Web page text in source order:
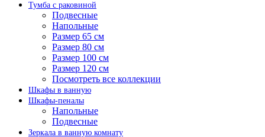
Тумба с раковиной
Подвесные
Напольные
Размер 65 см
Размер 80 см
Размер 100 см
Размер 120 см
Посмотреть все коллекции
Шкафы в ванную
Шкафы-пеналы
Напольные
Подвесные
Зеркала в ванную комнату